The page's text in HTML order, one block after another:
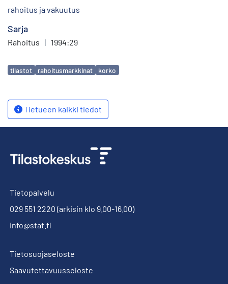
rahoitus ja vakuutus
Sarja
Rahoitus | 1994:29
Avainsanat
tilastot rahoitusmarkkinat korko
Tietueen kaikki tiedot
Tietopalvelu
029 551 2220 (arkisin klo 9.00-16.00)
info@stat.fi
Tietosuojaseloste
Saavutettavuusseloste